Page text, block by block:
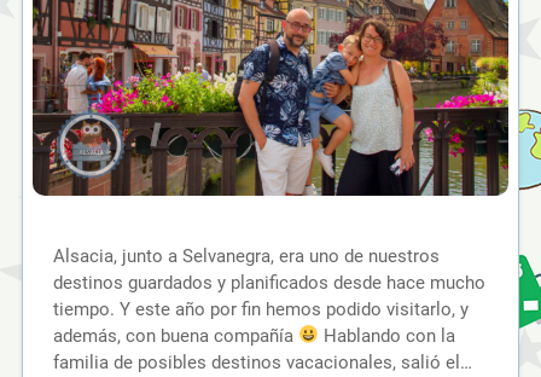
Alsacia, junto a Selvanegra, era uno de nuestros
destinos guardados y planificados desde hace mucho
tiempo. Y este año por fin hemos podido visitarlo, y
además, con buena compañía
Hablando con la
familia de posibles destinos vacacionales, salió el…